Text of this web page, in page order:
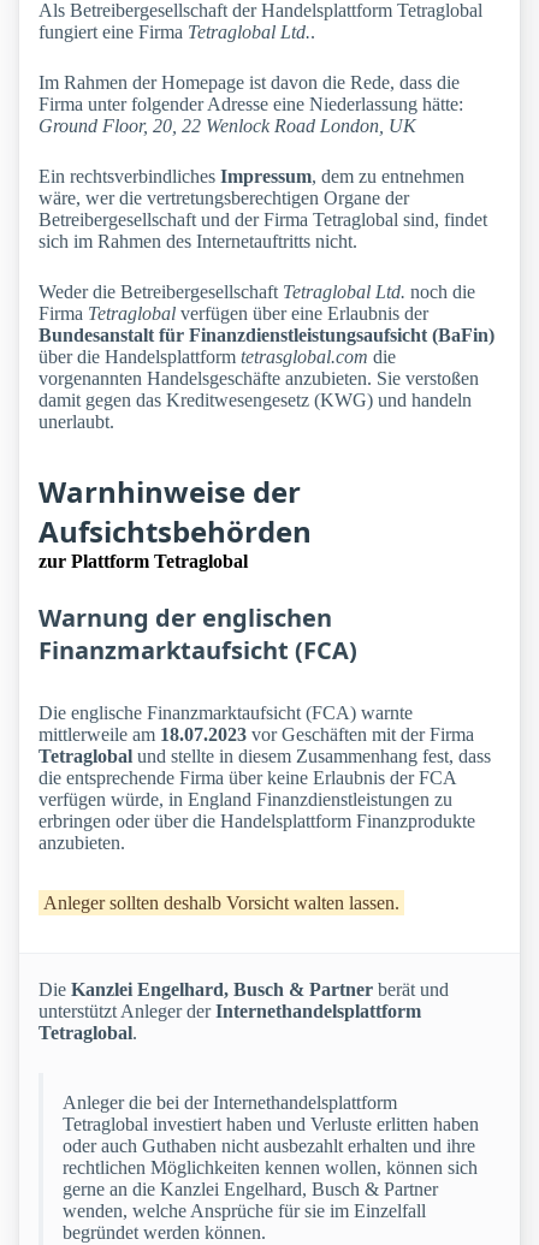
Als Betreibergesellschaft der Handelsplattform Tetraglobal
fungiert eine Firma Tetraglobal Ltd..
Im Rahmen der Homepage ist davon die Rede, dass die
Firma unter folgender Adresse eine Niederlassung hätte:
Ground Floor, 20, 22 Wenlock Road London, UK
Ein rechtsverbindliches Impressum, dem zu entnehmen
wäre, wer die vertretungsberechtigen Organe der
Betreibergesellschaft und der Firma Tetraglobal sind, findet
sich im Rahmen des Internetauftritts nicht.
Weder die Betreibergesellschaft Tetraglobal Ltd. noch die
Firma Tetraglobal verfügen über eine Erlaubnis der
Bundesanstalt für Finanzdienstleistungsaufsicht (BaFin)
über die Handelsplattform tetrasglobal.com die
vorgenannten Handelsgeschäfte anzubieten. Sie verstoßen
damit gegen das Kreditwesengesetz (KWG) und handeln
unerlaubt.
Warnhinweise der
Aufsichtsbehörden
zur Plattform Tetraglobal
Warnung der englischen
Finanzmarktaufsicht (FCA)
Die englische Finanzmarktaufsicht (FCA) warnte
mittlerweile am 18.07.2023 vor Geschäften mit der Firma
Tetraglobal und stellte in diesem Zusammenhang fest, dass
die entsprechende Firma über keine Erlaubnis der FCA
verfügen würde, in England Finanzdienstleistungen zu
erbringen oder über die Handelsplattform Finanzprodukte
anzubieten.
Anleger sollten deshalb Vorsicht walten lassen.
Die Kanzlei Engelhard, Busch & Partner berät und
unterstützt Anleger derInternethandelsplattform
Tetraglobal.
Anleger die bei der Internethandelsplattform
Tetraglobal investiert haben und Verluste erlitten haben
oder auch Guthaben nicht ausbezahlt erhalten und ihre
rechtlichen Möglichkeiten kennen wollen, können sich
gerne an die Kanzlei Engelhard, Busch & Partner
wenden, welche Ansprüche für sie im Einzelfall
begründet werden können.